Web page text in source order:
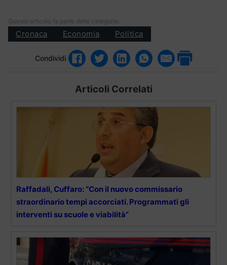
Questo articolo fa parte delle categorie:
Cronaca Economia Politica
Condividi
Articoli Correlati
Raffadali, Cuffaro: “Con il nuovo commissario
straordinario tempi accorciati. Programmati gli
interventi su scuole e viabilità”